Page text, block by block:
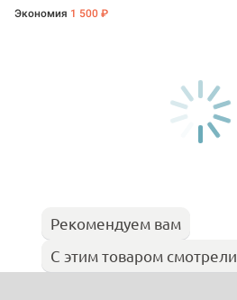
Экономия 1 500 ₽
Рекомендуем вам
С этим товаром смотрели